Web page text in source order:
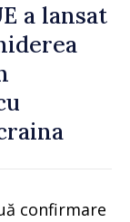
a lansat
confirmare